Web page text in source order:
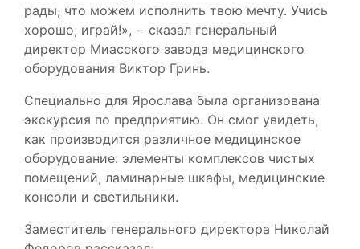
рады, что можем исполнить твою мечту. Учись
хорошо, играй!», − сказал генеральный
директор Миасского завода медицинского
оборудования Виктор Гринь.
Специально для Ярослава была организована
экскурсия по предприятию. Он смог увидеть,
как производится различное медицинское
оборудование: элементы комплексов чистых
помещений, ламинарные шкафы, медицинские
консоли и светильники.
Заместитель генерального директора Николай